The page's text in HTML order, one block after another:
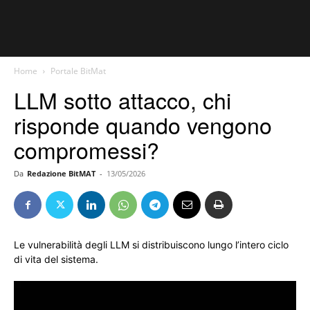
Home Portale BitMat
LLM sotto attacco, chi
risponde quando vengono
compromessi?
Da Redazione BitMAT - 13/05/2026
Le vulnerabilità degli LLM si distribuiscono lungo l’intero ciclo
di vita del sistema.